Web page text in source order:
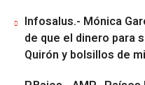
Infosalus.- Mónica
de que el dinero para
Quirón y bolsillos de